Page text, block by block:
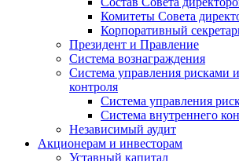
Комитеты Совета
Корпоративный
Президент и Правление
Система вознаграждения
Система управления рисками
контроля
Система управления
Система внутреннего
Независимый аудит
Акционерам и инвесторам
Уставный капитал